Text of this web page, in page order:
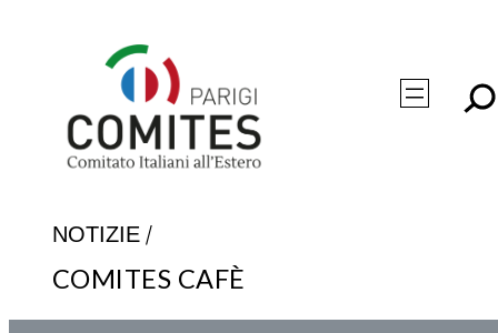
NOTIZIE /
COMITES CAFÈ